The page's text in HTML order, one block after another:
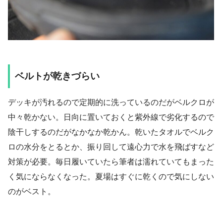
ベルトが乾きづらい
デッキが汚れるので定期的に洗っているのだがベルクロが
中々乾かない。日向に置いておくと紫外線で劣化するので
陰干しするのだがなかなか乾かん。乾いたタオルでベルク
ロの水分をとるとか、振り回して遠心力で水を飛ばすなど
対策が必要。毎日履いていたら筆者は濡れていてもまった
く気にならなくなった。夏場はすぐに乾くので気にしない
のがベスト。